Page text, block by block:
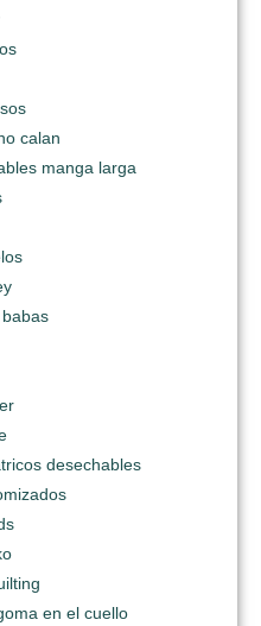
calan
manga larga
desechables
en el cuello